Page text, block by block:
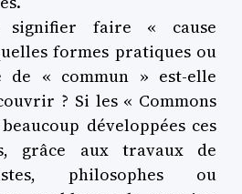
signifier faire « cause
formes pratiques ou
de « commun » est-elle
? Si les « Commons
développées ces
grâce aux travaux de
philosophes ou